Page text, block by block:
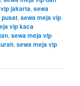
jakarta,sewa
pusat,sewa meja vip
vip kaca
,sewa meja vip
,sewa meja vip